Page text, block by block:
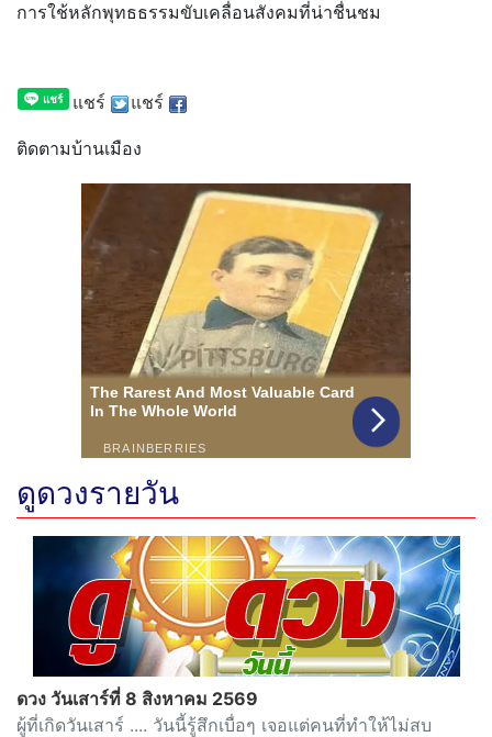
การใช้หลักพุทธธรรมขับเคลื่อนสังคมที่น่าชื่นชม
แชร์ แชร์
ติดตามบ้านเมือง
ดูดวงรายวัน
ดวง วันเสาร์ที่ 8 สิงหาคม 2569
ผู้ที่เกิดวันเสาร์ .... วันนี้รู้สึกเบื่อๆ เจอแต่คนที่ทำให้ไม่สบ